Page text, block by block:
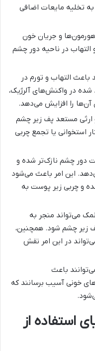
تخلیه مایعات اضافی
و جریان خون
التهاب در ناحیه دور چشم
باعث التهاب و تورم در
در واکنش‌های آلرژیک،
آن‌ها را افزایش می‌دهد.
ارثی مستعد پف زیر چشم
استخوانی یا تجمع چربی
دور چشم نازک‌تر شده و
این امر باعث می‌شود
و چربی زیر پوست به
می‌تواند منجر به
زیر چشم شود. همچنین،
در این امر نقش
باعث
خونی آسیب برسانند که
استفاده از